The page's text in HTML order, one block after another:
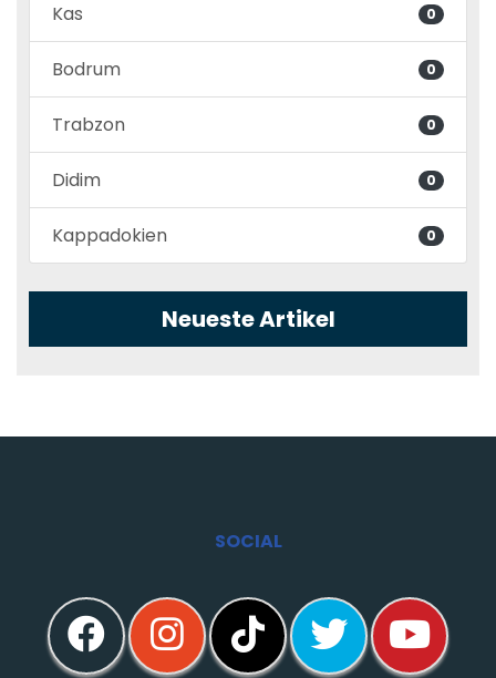
Kas 0
Bodrum 0
Trabzon 0
Didim 0
Kappadokien 0
Neueste Artikel
SOCIAL